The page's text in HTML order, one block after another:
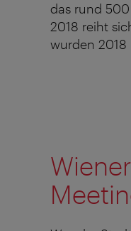
das rund 500
2018 reiht
wurden 2018